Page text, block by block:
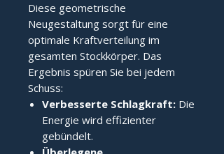
Diese geometrische
Neugestaltung sorgt für eine
optimale Kraftverteilung im
gesamten Stockkörper. Das
Ergebnis spüren Sie bei jedem
Schuss:
Verbesserte Schlagkraft: Die
Energie wird effizienter
gebündelt.